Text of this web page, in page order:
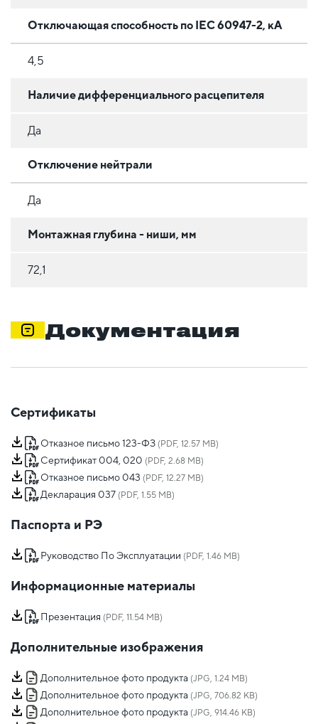
Отключающая способность по IEC 60947-2, кА
4,5
Наличие дифференциального расцепителя
Да
Отключение нейтрали
Да
Монтажная глубина - ниши, мм
72,1
Документация
Сертификаты
Отказное письмо 123-ФЗ (PDF, 12.57 MB)
Сертификат 004, 020 (PDF, 2.68 MB)
Отказное письмо 043 (PDF, 12.27 MB)
Декларация 037 (PDF, 1.55 MB)
Паспорта и РЭ
Руководство По Эксплуатации (PDF, 1.46 MB)
Информационные материалы
Презентация (PDF, 11.54 MB)
Дополнительные изображения
Дополнительное фото продукта (JPG, 1.24 MB)
Дополнительное фото продукта (JPG, 706.82 KB)
Дополнительное фото продукта (JPG, 914.46 KB)